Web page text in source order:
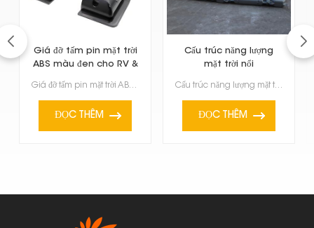
Giá đỡ tấm pin mặt trời
ABS màu đen cho RV &
Giá đỡ tấm pin mặt trời ABS màu đen cho xe RV & tàu biển? Chúng là lựa chọn hàng đầu nếu bạn muốn lắ...
ĐỌC THÊM
Cấu trúc năng lượng
mặt trời nổi
Cấu trúc năng lượng mặt trời nổi là một cách tuyệt vời để tạo ra điện. Thay vì sử dụng đất, bạn chỉ ...
ĐỌC THÊM